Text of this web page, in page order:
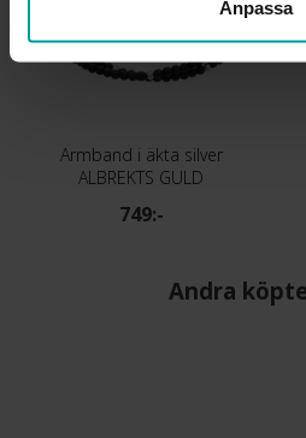
Anpassa
Armband i äkta silver
ALBREKTS GULD
749:-
Andra